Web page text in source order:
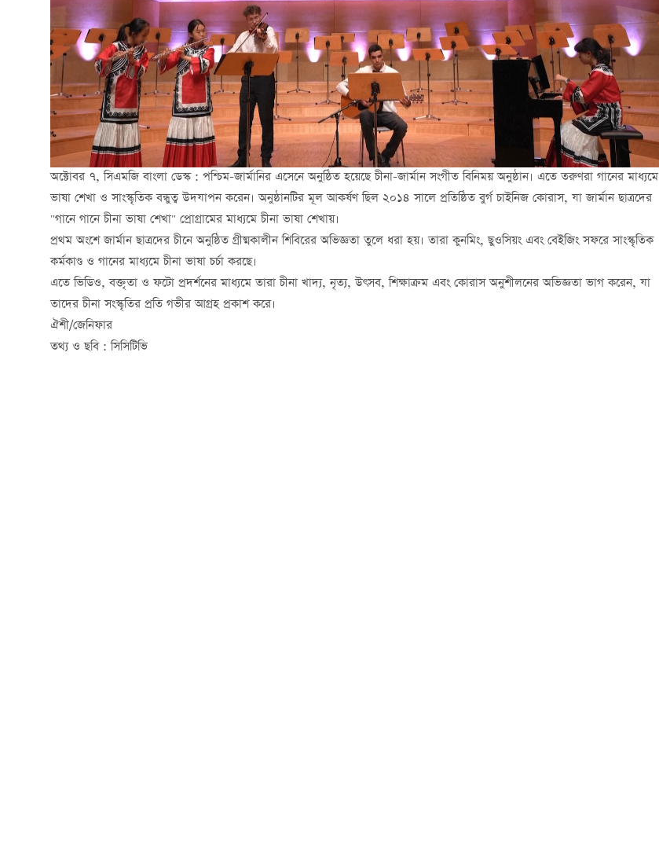
অক্টোবর ৭, সিএমজি বাংলা ডেস্ক : পশ্চিম-জার্মানির এসেনে অনুষ্ঠিত হয়েছে চীনা-জার্মান সংগীত বিনিময় অনুষ্ঠান। এতে তরুণরা গানের মাধ্যমে
ভাষা শেখা ও সাংস্কৃতিক বন্ধুত্ব উদযাপন করেন। অনুষ্ঠানটির মূল আকর্ষণ ছিল ২০১৪ সালে প্রতিষ্ঠিত বুর্গ চাইনিজ কোরাস, যা জার্মান ছাত্রদের
"গানে গানে চীনা ভাষা শেখা" প্রোগ্রামের মাধ্যমে চীনা ভাষা শেখায়।
প্রথম অংশে জার্মান ছাত্রদের চীনে অনুষ্ঠিত গ্রীষ্মকালীন শিবিরের অভিজ্ঞতা তুলে ধরা হয়। তারা কুনমিং, ছুওসিয়ং এবং বেইজিং সফরে সাংস্কৃতিক
কর্মকাণ্ড ও গানের মাধ্যমে চীনা ভাষা চর্চা করছে।
এতে ভিডিও, বক্তৃতা ও ফটো প্রদর্শনের মাধ্যমে তারা চীনা খাদ্য, নৃত্য, উৎসব, শিক্ষাক্রম এবং কোরাস অনুশীলনের অভিজ্ঞতা ভাগ করেন, যা
তাদের চীনা সংস্কৃতির প্রতি গভীর আগ্রহ প্রকাশ করে।
ঐশী/জেনিফার
তথ্য ও ছবি : সিসিটিভি